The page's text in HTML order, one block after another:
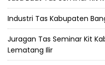
Industri Tas Kabupaten
Juragan Tas Seminar Kit
Lematang Ilir